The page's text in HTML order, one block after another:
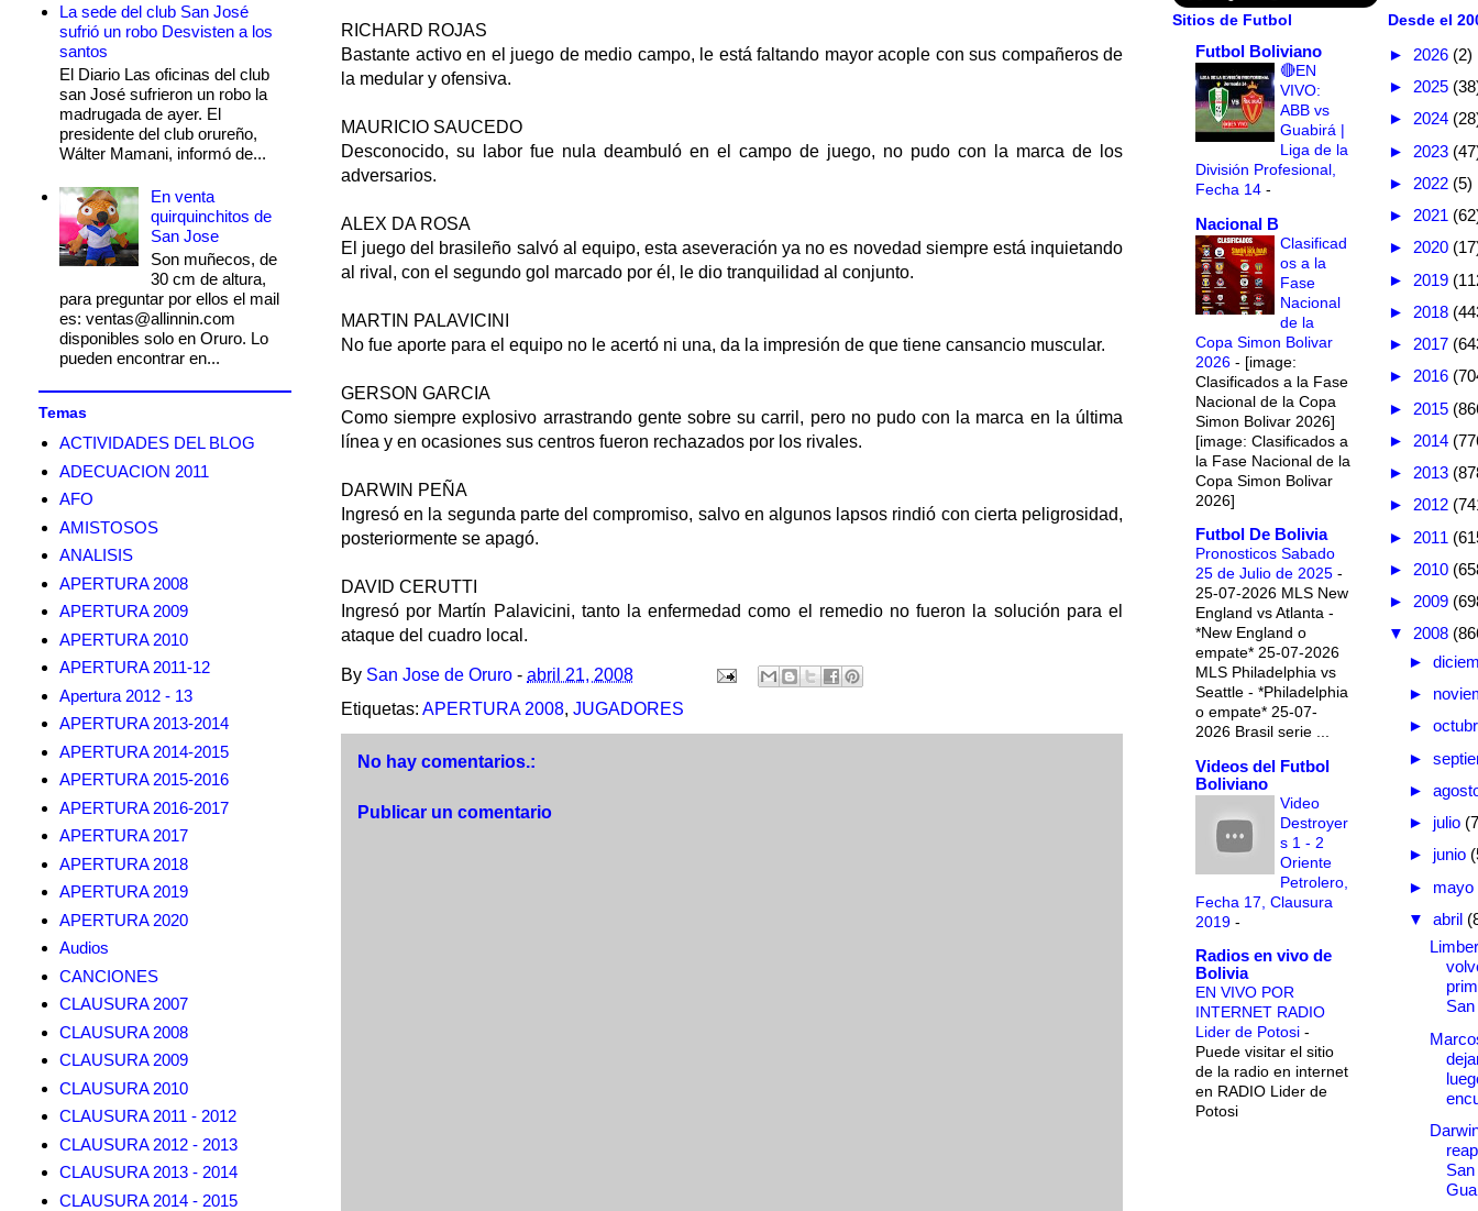
RICHARD ROJAS
Bastante activo en el juego de medio campo, le está faltando mayor acople con sus compañeros de
la medular y ofensiva.
MAURICIO SAUCEDO
Desconocido, su labor fue nula deambuló en el campo de juego, no pudo con la marca de los
adversarios.
ALEX DA ROSA
El juego del brasileño salvó al equipo, esta aseveración ya no es novedad siempre está inquietando
al rival, con el segundo gol marcado por él, le dio tranquilidad al conjunto.
MARTIN PALAVICINI
No fue aporte para el equipo no le acertó ni una, da la impresión de que tiene cansancio muscular.
GERSON GARCIA
Como siempre explosivo arrastrando gente sobre su carril, pero no pudo con la marca en la última
línea y en ocasiones sus centros fueron rechazados por los rivales.
DARWIN PEÑA
Ingresó en la segunda parte del compromiso, salvo en algunos lapsos rindió con cierta peligrosidad,
posteriormente se apagó.
DAVID CERUTTI
Ingresó por Martín Palavicini, tanto la enfermedad como el remedio no fueron la solución para el
ataque del cuadro local.
By San Jose de Oruro - abril 21, 2008
Etiquetas: APERTURA 2008, JUGADORES
No hay comentarios.:
Publicar un comentario
La sede del club San José
sufrió un robo Desvisten a los
santos
El Diario Las oficinas del club
san José sufrieron un robo la
madrugada de ayer. El
presidente del club orureño,
Wálter Mamani, informó de...
En venta
quirquinchitos de
San Jose
Son muñecos, de
30 cm de altura,
para preguntar por ellos el mail
es: ventas@allinnin.com
disponibles solo en Oruro. Lo
pueden encontrar en...
Temas
ACTIVIDADES DEL BLOG
ADECUACION 2011
AFO
AMISTOSOS
ANALISIS
APERTURA 2008
APERTURA 2009
APERTURA 2010
APERTURA 2011-12
Apertura 2012 - 13
APERTURA 2013-2014
APERTURA 2014-2015
APERTURA 2015-2016
APERTURA 2016-2017
APERTURA 2017
APERTURA 2018
APERTURA 2019
APERTURA 2020
Audios
CANCIONES
CLAUSURA 2007
CLAUSURA 2008
CLAUSURA 2009
CLAUSURA 2010
CLAUSURA 2011 - 2012
CLAUSURA 2012 - 2013
CLAUSURA 2013 - 2014
CLAUSURA 2014 - 2015
Sitios de Futbol
Futbol Boliviano
🔴EN
VIVO:
ABB vs
Guabirá |
Liga de la
División Profesional,
Fecha 14 -
Nacional B
Clasificad
os a la
Fase
Nacional
de la
Copa Simon Bolivar
2026 - [image:
Clasificados a la Fase
Nacional de la Copa
Simon Bolivar 2026]
[image: Clasificados a
la Fase Nacional de la
Copa Simon Bolivar
2026]
Futbol De Bolivia
Pronosticos Sabado
25 de Julio de 2025 -
25-07-2026 MLS New
England vs Atlanta -
*New England o
empate* 25-07-2026
MLS Philadelphia vs
Seattle - *Philadelphia
o empate* 25-07-
2026 Brasil serie ...
Videos del Futbol
Boliviano
Video
Destroyer
s 1 - 2
Oriente
Petrolero,
Fecha 17, Clausura
2019 -
Radios en vivo de
Bolivia
EN VIVO POR
INTERNET RADIO
Lider de Potosi -
Puede visitar el sitio
de la radio en internet
en RADIO Lider de
Potosi
Desde el
► 2026 (2)
► 2025
► 2024
► 2023
► 2022 (5)
► 2021
► 2020
► 2019
► 2018
► 2017
► 2016
► 2015
► 2014
► 2013
► 2012
► 2011
► 2010
► 2009
▼ 2008
►
►
►
►
►
► julio
► junio
► mayo
▼ abril
San